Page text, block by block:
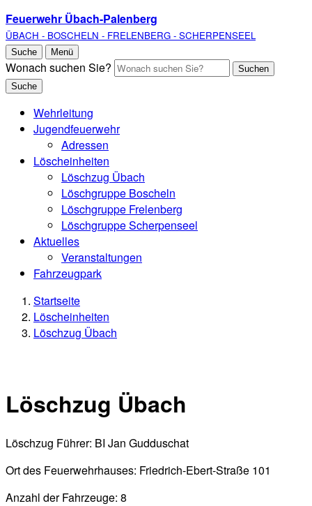
Feuerwehr Übach-Palenberg
ÜBACH - BOSCHELN - FRELENBERG - SCHERPENSEEL
Suche Menü
Wonach suchen Sie?
Suchen
Suche
Wehrleitung
Jugendfeuerwehr
Adressen
Löscheinheiten
Löschzug Übach
Löschgruppe Boscheln
Löschgruppe Frelenberg
Löschgruppe Scherpenseel
Aktuelles
Veranstaltungen
Fahrzeugpark
Startseite
Löscheinheiten
Löschzug Übach
Löschzug Übach
Löschzug Führer: BI Jan Gudduschat
Ort des Feuerwehrhauses: Friedrich-Ebert-Straße 101
Anzahl der Fahrzeuge: 8